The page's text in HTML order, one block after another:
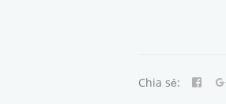
Chia sẻ: